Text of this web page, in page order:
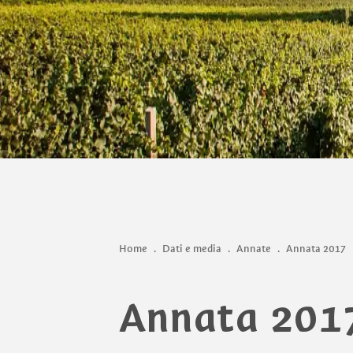
Home . Dati e media . Annate . Annata 2017
Annata